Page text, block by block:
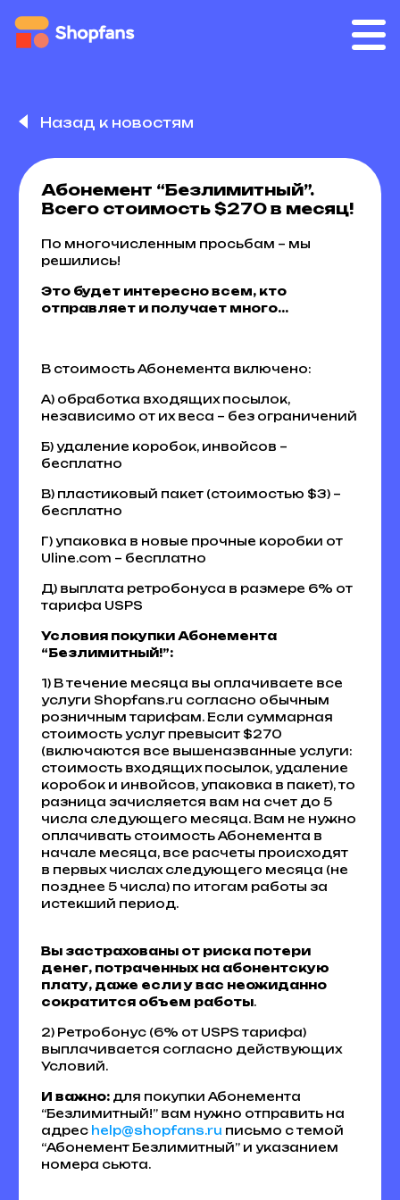
Назад к новостям
Абонемент “Безлимитный”.
Всего стоимость $270 в месяц!
По многочисленным просьбам – мы
решились!
Это будет интересно всем, кто
отправляет и получает много…
В стоимость Абонемента включено:
А) обработка входящих посылок,
независимо от их веса – без ограничений
Б) удаление коробок, инвойсов –
бесплатно
В) пластиковый пакет (стоимостью $3) –
бесплатно
Г) упаковка в новые прочные коробки от
Uline.com – бесплатно
Д) выплата ретробонуса в размере 6% от
тарифа USPS
Условия покупки Абонемента
“Безлимитный!”:
1) В течение месяца вы оплачиваете все
услуги Shopfans.ru согласно обычным
розничным тарифам. Если суммарная
стоимость услуг превысит $270
(включаются все вышеназванные услуги:
стоимость входящих посылок, удаление
коробок и инвойсов, упаковка в пакет), то
разница зачисляется вам на счет до 5
числа следующего месяца. Вам не нужно
оплачивать стоимость Абонемента в
начале месяца, все расчеты происходят
в первых числах следующего месяца (не
позднее 5 числа) по итогам работы за
истекший период.
Вы застрахованы от риска потери
денег, потраченных на абонентскую
плату, даже если у вас неожиданно
сократится объем работы.
2) Ретробонус (6% от USPS тарифа)
выплачивается согласно действующих
Условий.
И важно: для покупки Абонемента
“Безлимитный!” вам нужно отправить на
адрес help@shopfans.ru письмо с темой
“Абонемент Безлимитный” и указанием
номера сьюта.